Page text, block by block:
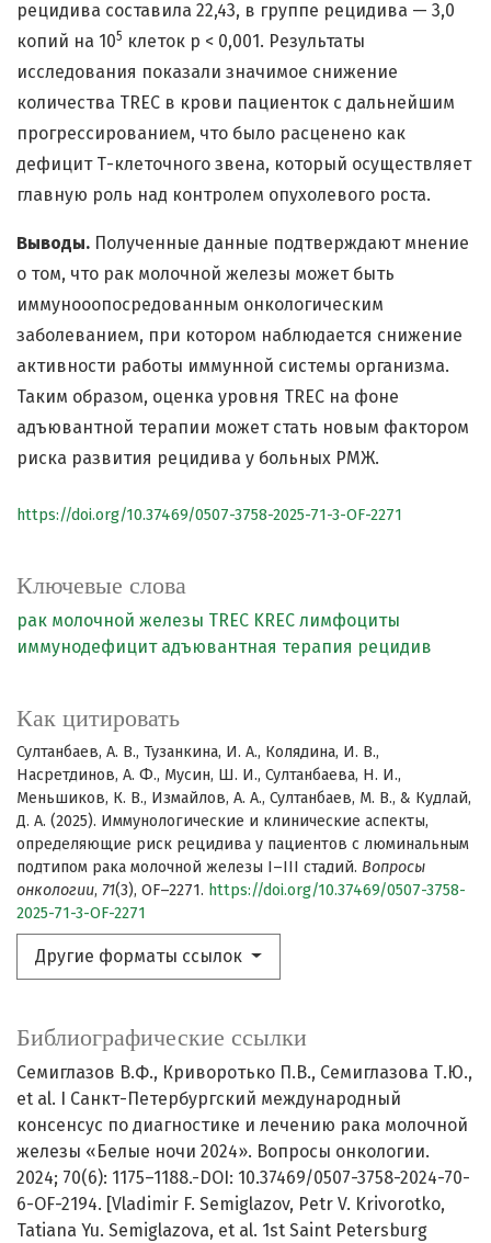
Ключевые слова
рак молочной железы TREC KREC лимфоциты
иммунодефицит адъювантная терапия рецидив
Как цитировать
Султанбаев, А. В., Тузанкина, И. А., Колядина, И. В.,
Насретдинов, А. Ф., Мусин, Ш. И., Султанбаева, Н. И.,
Меньшиков, К. В., Измайлов, А. А., Султанбаев, М. В., & Кудлай,
Д. А. (2025). Иммунологические и клинические аспекты,
определяющие риск рецидива у пациентов с люминальным
подтипом рака молочной железы I–III стадий. Вопросы
онкологии, 71(3), OF–2271. https://doi.org/10.37469/0507-3758-
2025-71-3-OF-2271
Другие форматы ссылок
рецидива составила 22,43, в группе рецидива — 3,0
копий на 105 клеток p < 0,001. Результаты
исследования показали значимое снижение
количества TREC в крови пациенток с дальнейшим
прогрессированием, что было расценено как
дефицит Т-клеточного звена, который осуществляет
главную роль над контролем опухолевого роста.
Выводы. Полученные данные подтверждают мнение
о том, что рак молочной железы может быть
иммунооопосредованным онкологическим
заболеванием, при котором наблюдается снижение
активности работы иммунной системы организма.
Таким образом, оценка уровня TREC на фоне
адъювантной терапии может стать новым фактором
риска развития рецидива у больных РМЖ.
https://doi.org/10.37469/0507-3758-2025-71-3-OF-2271
Библиографические ссылки
Семиглазов В.Ф., Криворотько П.В., Семиглазова Т.Ю.,
et al. I Санкт-Петербургский международный
консенсус по диагностике и лечению рака молочной
железы «Белые ночи 2024». Вопросы онкологии.
2024; 70(6): 1175–1188.-DOI: 10.37469/0507-3758-2024-70-
6-OF-2194. [Vladimir F. Semiglazov, Petr V. Krivorotko,
Tatiana Yu. Semiglazova, et al. 1st Saint Petersburg